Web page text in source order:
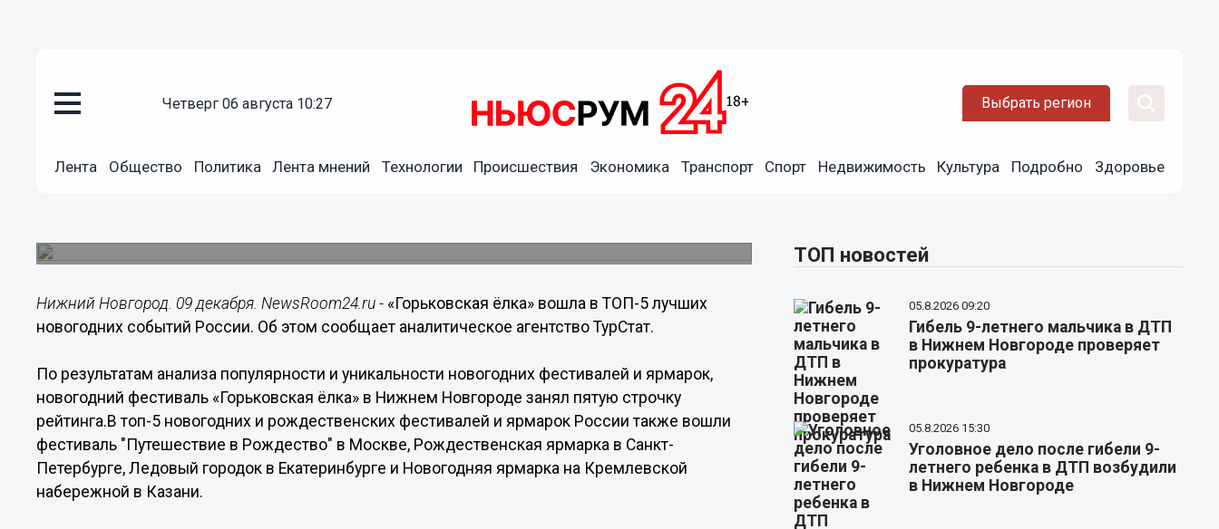
четверг 06 августа 10:27 Выбрать регион
Лента Общество Политика Лента мнений Технологии Происшествия Экономика Транспорт Спорт Недвижимость Культура Подробно Здоровье
«Горьковская ёлка» вошла в ТОП-5 лучших новогодних
Нижний Новгород. 09 декабря. NewsRoom24.ru - «Горьковская ёлка» вошла в ТОП-5 лучших
новогодних событий России. Об этом сообщает аналитическое агентство ТурСтат.
По результатам анализа популярности и уникальности новогодних фестивалей и ярмарок,
новогодний фестиваль «Горьковская ёлка» в Нижнем Новгороде занял пятую строчку
рейтинга.В топ-5 новогодних и рождественских фестивалей и ярмарок России также вошли
фестиваль "Путешествие в Рождество" в Москве, Рождественская ярмарка в Санкт-
Петербурге, Ледовый городок в Екатеринбурге и Новогодняя ярмарка на Кремлевской
набережной в Казани.
ТОП новостей
05.8.2026 09:20
Гибель 9-летнего мальчика в ДТП
в Нижнем Новгороде проверяет
прокуратура
05.8.2026 15:30
Уголовное дело после гибели 9-
летнего ребенка в ДТП возбудили
в Нижнем Новгороде